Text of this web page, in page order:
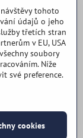
tohoto
údajů o jeho
třetích stran
v EU, USA
soubory
Níže
své preference.
cookies